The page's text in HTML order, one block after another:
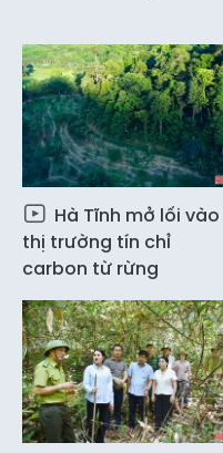
Hà Tĩnh mở lối vào
thị trường tín chỉ
carbon từ rừng